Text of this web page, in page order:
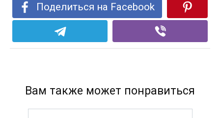
Поделиться на Facebook
Вам также может понравиться